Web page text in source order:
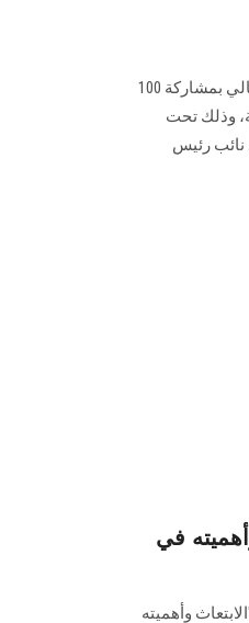
عقدت اللجنة الاجتماعية باتحاد الطلاب بكلية الآداب مسابقة الطالب المثالي بمشاركة 100
وذلك تحت
نائب رئيس
في
وأهميته